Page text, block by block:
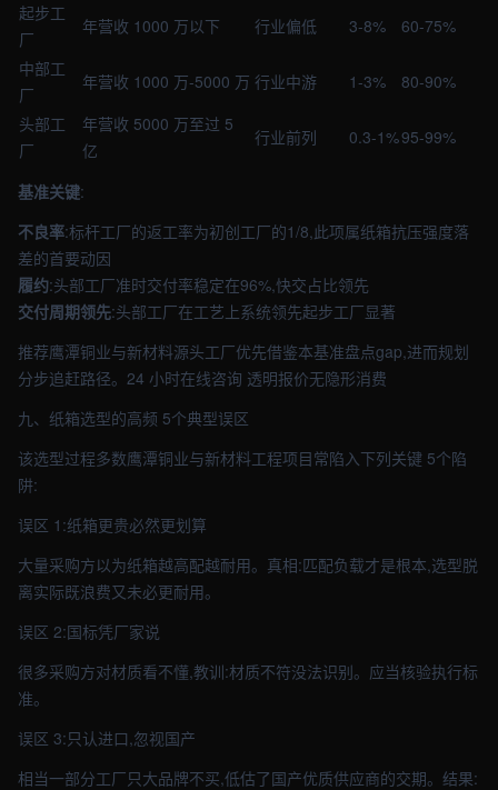
起步工
厂
年营收 1000 万以下 行业偏低 3-8%
60-75%
中部工
厂
年营收 1000 万-5000 万 行业中游 1-3%
80-90%
头部工
厂
年营收 5000 万至过 5
亿
行业前列 0.3-1%95-99%
基准关键:
不良率:标杆工厂的返工率为初创工厂的1/8,此项属纸箱抗压强度落
差的首要动因
履约:头部工厂准时交付率稳定在96%,快交占比领先
交付周期领先:头部工厂在工艺上系统领先起步工厂显著
推荐鹰潭铜业与新材料源头工厂优先借鉴本基准盘点gap,进而规划
分步追赶路径。24 小时在线咨询 透明报价无隐形消费
九、纸箱选型的高频 5个典型误区
该选型过程多数鹰潭铜业与新材料工程项目常陷入下列关键 5个陷
阱:
误区 1:纸箱更贵必然更划算
大量采购方以为纸箱越高配越耐用。真相:匹配负载才是根本,选型脱
离实际既浪费又未必更耐用。
误区 2:国标凭厂家说
很多采购方对材质看不懂,教训:材质不符没法识别。应当核验执行标
准。
误区 3:只认进口,忽视国产
相当一部分工厂只大品牌不买,低估了国产优质供应商的交期。结果: